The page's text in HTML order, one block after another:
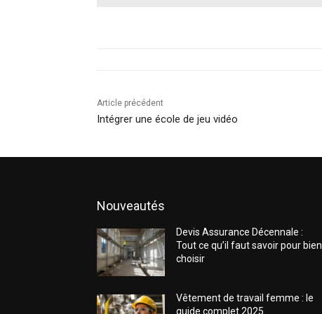
Article précédent
Intégrer une école de jeu vidéo
Nouveautés
Devis Assurance Décennale :
Tout ce qu’il faut savoir pour bien
choisir
Vêtement de travail femme : le
guide complet 2025